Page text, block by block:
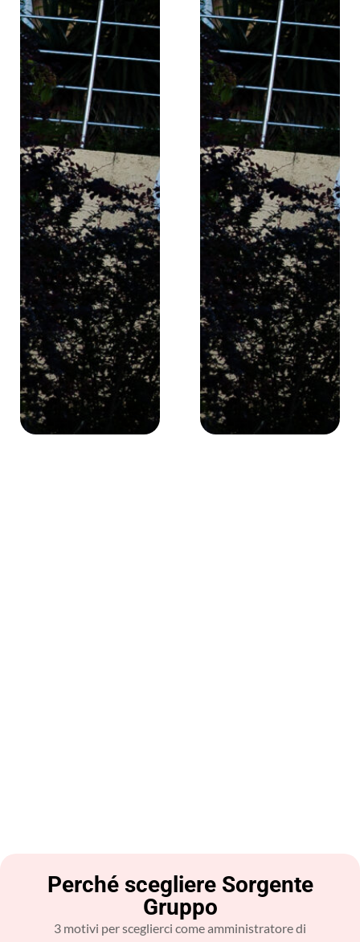
Perché scegliere Sorgente
Gruppo​
3 motivi per sceglierci come amministratore di